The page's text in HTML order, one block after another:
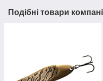
Подібні товари